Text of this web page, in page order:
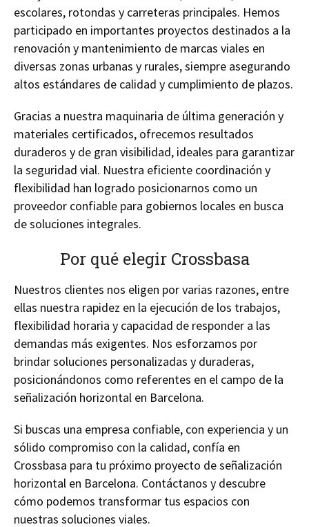
escolares, rotondas y carreteras principales. Hemos
participado en importantes proyectos destinados a la
renovación y mantenimiento de marcas viales en
diversas zonas urbanas y rurales, siempre asegurando
altos estándares de calidad y cumplimiento de plazos.
Gracias a nuestra maquinaria de última generación y
materiales certificados, ofrecemos resultados
duraderos y de gran visibilidad, ideales para garantizar
la seguridad vial. Nuestra eficiente coordinación y
flexibilidad han logrado posicionarnos como un
proveedor confiable para gobiernos locales en busca
de soluciones integrales.
Por qué elegir Crossbasa
Nuestros clientes nos eligen por varias razones, entre
ellas nuestra rapidez en la ejecución de los trabajos,
flexibilidad horaria y capacidad de responder a las
demandas más exigentes. Nos esforzamos por
brindar soluciones personalizadas y duraderas,
posicionándonos como referentes en el campo de la
señalización horizontal en Barcelona.
Si buscas una empresa confiable, con experiencia y un
sólido compromiso con la calidad, confía en
Crossbasa para tu próximo proyecto de señalización
horizontal en Barcelona. Contáctanos y descubre
cómo podemos transformar tus espacios con
nuestras soluciones viales.